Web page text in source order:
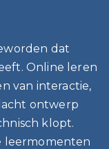
dat
Online leren
van interactie,
ontwerp
klopt.
leermomenten